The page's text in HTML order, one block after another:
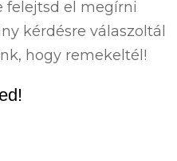
felejtsd el megírni
kérdésre válaszoltál
hogy remekeltél!